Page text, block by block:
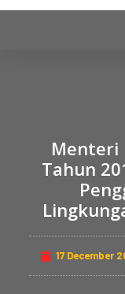
Menteri
Tahun
17 December